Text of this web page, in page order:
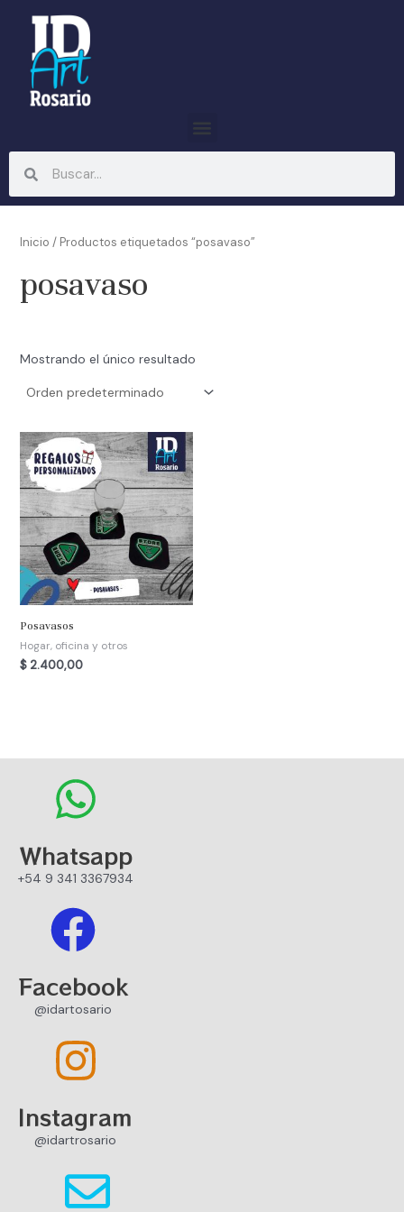
contenido
Inicio / Productos etiquetados “posavaso”
posavaso
Mostrando el único resultado
Posavasos
Hogar, oficina y otros
$2.400,00
Whatsapp
+54 9 341 3367934
Facebook
@idartosario
Instagram
@idartrosario